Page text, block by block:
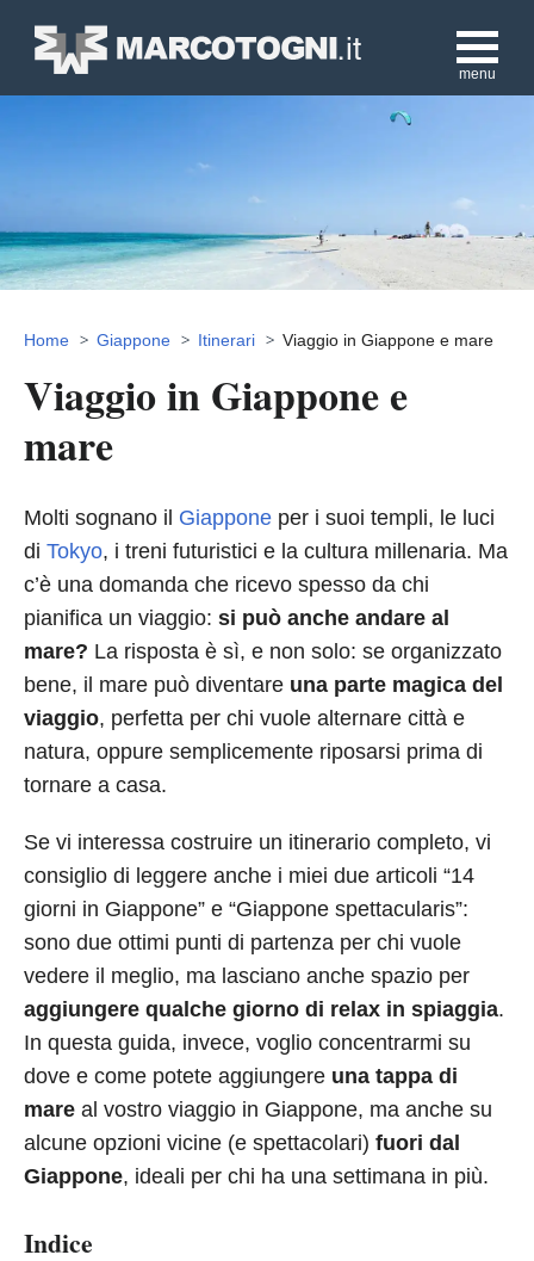
menu
Home Giappone Itinerari Viaggio in Giappone e mare
Viaggio in Giappone e
mare
Molti sognano il Giappone per i suoi templi, le luci
di Tokyo, i treni futuristici e la cultura millenaria. Ma
c’è una domanda che ricevo spesso da chi
pianifica un viaggio: si può anche andare al
mare? La risposta è sì, e non solo: se organizzato
bene, il mare può diventare una parte magica del
viaggio, perfetta per chi vuole alternare città e
natura, oppure semplicemente riposarsi prima di
tornare a casa.
Se vi interessa costruire un itinerario completo, vi
consiglio di leggere anche i miei due articoli “14
giorni in Giappone” e “Giappone spettacularis”:
sono due ottimi punti di partenza per chi vuole
vedere il meglio, ma lasciano anche spazio per
aggiungere qualche giorno di relax in spiaggia.
In questa guida, invece, voglio concentrarmi su
dove e come potete aggiungere una tappa di
mare al vostro viaggio in Giappone, ma anche su
alcune opzioni vicine (e spettacolari) fuori dal
Giappone, ideali per chi ha una settimana in più.
Indice